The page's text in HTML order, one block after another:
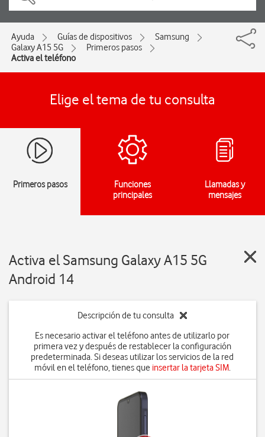
Ayuda Guías de dispositivos
Samsung
Galaxy A15 5G
Primeros pasos
Activa el teléfono
Elige el tema de tu consulta
Primeros pasos
Funciones
principales
Llamadas y
mensajes
Activa el Samsung Galaxy A15 5G
Android 14
Descripción de tu consulta
Es necesario activar el teléfono antes de utilizarlo por
primera vez y después de restablecer la configuración
predeterminada. Si deseas utilizar los servicios de la red
móvil en el teléfono, tienes que insertar la tarjeta SIM.